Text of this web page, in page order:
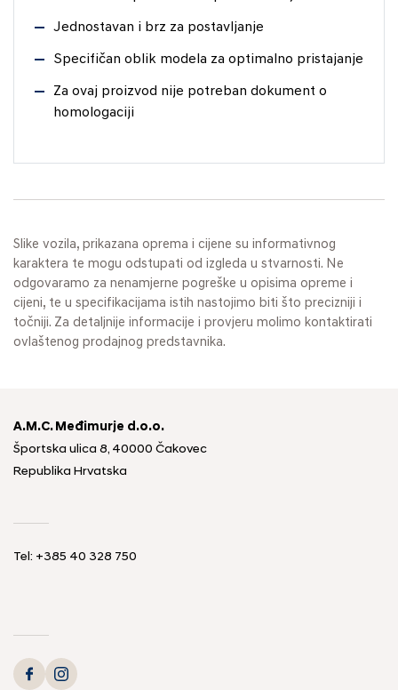
Jednostavan i brz za postavljanje
Specifičan oblik modela za optimalno pristajanje
Za ovaj proizvod nije potreban dokument o
homologaciji
Slike vozila, prikazana oprema i cijene su informativnog
karaktera te mogu odstupati od izgleda u stvarnosti. Ne
odgovaramo za nenamjerne pogreške u opisima opreme i
cijeni, te u specifikacijama istih nastojimo biti što precizniji i
točniji. Za detaljnije informacije i provjeru molimo kontaktirati
ovlaštenog prodajnog predstavnika.
A.M.C. Međimurje d.o.o.
Športska ulica 8, 40000 Čakovec
Republika Hrvatska
Tel: +385 40 328 750